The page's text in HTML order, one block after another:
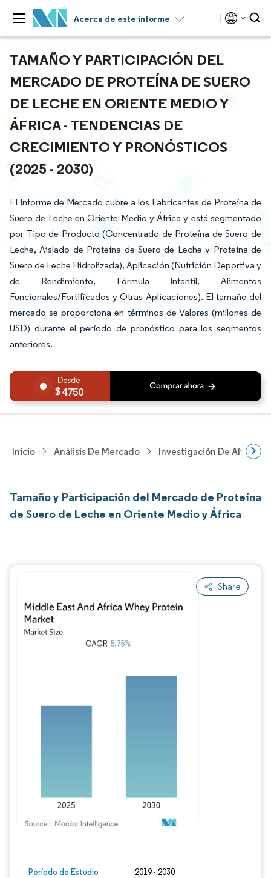
Acerca de este informe
TAMAÑO Y PARTICIPACIÓN DEL
MERCADO DE PROTEÍNA DE SUERO
DE LECHE EN ORIENTE MEDIO Y
ÁFRICA - TENDENCIAS DE
CRECIMIENTO Y PRONÓSTICOS
(2025 - 2030)
El Informe de Mercado cubre a los Fabricantes de Proteína de
Suero de Leche en Oriente Medio y África y está segmentado
por Tipo de Producto (Concentrado de Proteína de Suero de
Leche, Aislado de Proteína de Suero de Leche y Proteína de
Suero de Leche Hidrolizada), Aplicación (Nutrición Deportiva y
de Rendimiento, Fórmula Infantil, Alimentos
Funcionales/Fortificados y Otras Aplicaciones). El tamaño del
mercado se proporciona en términos de Valores (millones de
USD) durante el período de pronóstico para los segmentos
anteriores.
4750
Inicio Análisis De Mercado Investigación De
Tamaño y Participación del Mercado de Proteína
de Suero de Leche en Oriente Medio y África
Share
Período de Estudio 2019 - 2030